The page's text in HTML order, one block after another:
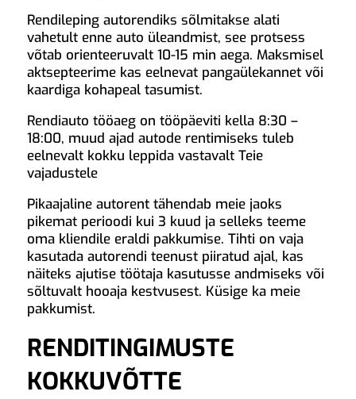
Rendileping autorendiks sõlmitakse alati
vahetult enne auto üleandmist, see protsess
võtab orienteeruvalt 10-15 min aega. Maksmisel
aktsepteerime kas eelnevat pangaülekannet või
kaardiga kohapeal tasumist.
Rendiauto tööaeg on tööpäeviti kella 8:30 –
18:00, muud ajad autode rentimiseks tuleb
eelnevalt kokku leppida vastavalt Teie
vajadustele
Pikaajaline autorent tähendab meie jaoks
pikemat perioodi kui 3 kuud ja selleks teeme
oma kliendile eraldi pakkumise. Tihti on vaja
kasutada autorendi teenust piiratud ajal, kas
näiteks ajutise töötaja kasutusse andmiseks või
sõltuvalt hooaja kestvusest. Küsige ka meie
pakkumist.
RENDITINGIMUSTE
KOKKUVÕTTE